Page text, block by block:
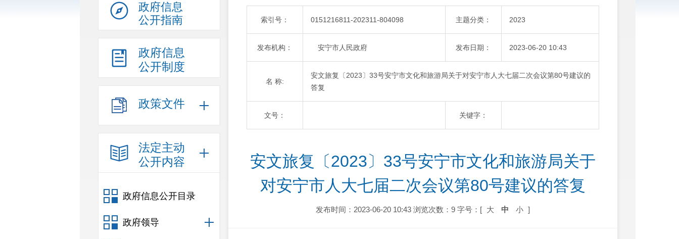
政府信息
公开指南
政府信息
公开制度
政策文件
法定主动
公开内容
政府信息公开目录
政府领导
索引号： 0151216811-202311-804098 主题分类： 2023
发布机构： 安宁市人民政府 发布日期： 2023-06-20 10:43
名 称:
安文旅复〔2023〕33号安宁市文化和旅游局关于对安宁市人大七届二次会议第80号建议的
答复
文号： 关键字：
安文旅复〔2023〕33号安宁市文化和旅游局关于
对安宁市人大七届二次会议第80号建议的答复
发布时间：2023-06-20 10:43 浏览次数：9 字号：[ 大 中 小 ]